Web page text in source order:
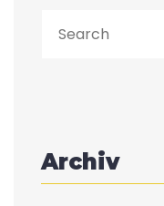
Archiv